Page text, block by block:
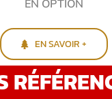
EN OPTION
EN SAVOIR +